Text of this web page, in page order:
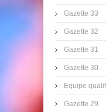
Gazette 33
Gazette 32
Gazette 31
Gazette 30
Equipe
Gazette 29